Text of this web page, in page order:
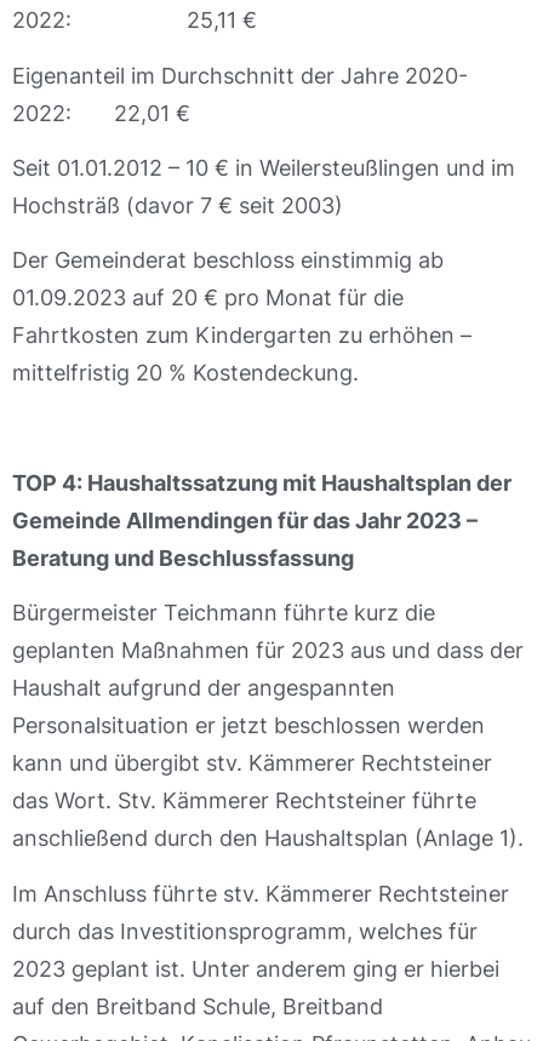
2022: 25,11 €
Eigenanteil im Durchschnitt der Jahre 2020-
2022: 22,01 €
Seit 01.01.2012 – 10 € in Weilersteußlingen und im
Hochsträß (davor 7 € seit 2003)
Der Gemeinderat beschloss einstimmig ab
01.09.2023 auf 20 € pro Monat für die
Fahrtkosten zum Kindergarten zu erhöhen –
mittelfristig 20 % Kostendeckung.
TOP 4: Haushaltssatzung mit Haushaltsplan der
Gemeinde Allmendingen für das Jahr 2023 –
Beratung und Beschlussfassung
Bürgermeister Teichmann führte kurz die
geplanten Maßnahmen für 2023 aus und dass der
Haushalt aufgrund der angespannten
Personalsituation er jetzt beschlossen werden
kann und übergibt stv. Kämmerer Rechtsteiner
das Wort. Stv. Kämmerer Rechtsteiner führte
anschließend durch den Haushaltsplan (Anlage 1).
Im Anschluss führte stv. Kämmerer Rechtsteiner
durch das Investitionsprogramm, welches für
2023 geplant ist. Unter anderem ging er hierbei
auf den Breitband Schule, Breitband